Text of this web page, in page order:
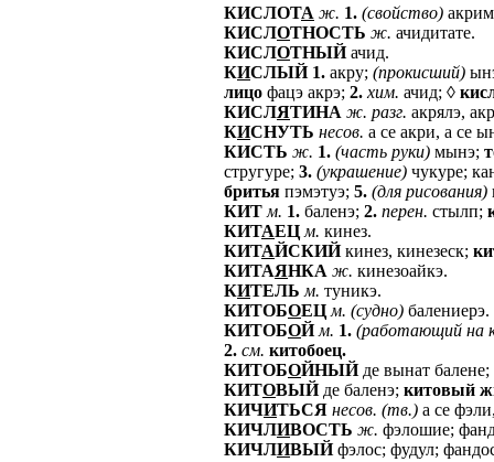
КИСЛОТА ж. 1. (свойство)
КИСЛОТНОСТЬ ж. ачидитате.
КИСЛОТНЫЙачид.
КИСЛЫЙ 1. акру; (прокисший)
лицо фацэ акрэ; 2. хим. ачид; ◊
КИСЛЯТИНА ж. разг. акрялэ,
КИСНУТЬ несов. а се акри, а се
КИСТЬ ж. 1. (часть руки) мынэ;
стругуре; 3. (украшение) чукуре;
бритья пэмэтуэ; 5. (для рисования)
КИТ м. 1. баленэ; 2. перен. стылп;
КИТАЕЦ м. кинез.
КИТАЙСКИЙкинез, кинезеск;
КИТАЯНКА ж. кинезоайкэ.
КИТЕЛЬ м. туникэ.
КИТОБОЕЦ м. (судно) балениерэ.
КИТОБОЙ м. 1. (работающий на
2. см. китобоец.
КИТОБОЙНЫЙде вынат балене;
КИТОВЫЙде баленэ; китовый
КИЧИТЬСЯ несов. (тв.) а се
КИЧЛИВОСТЬ ж. фэлошие;
КИЧЛИВЫЙфэлос; фудул;